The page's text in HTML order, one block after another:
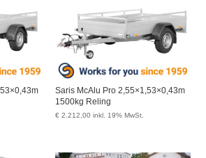
Saris McAlu Pro 2,55×1,53×0,43m
1500kg Reling
€ 2.212,00 inkl. 19% MwSt.